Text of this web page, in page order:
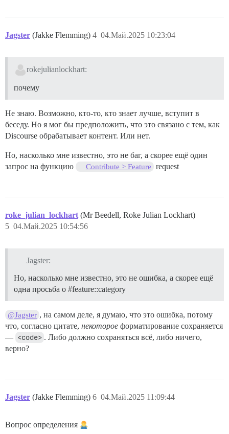
Jagster (Jakke Flemming) 04.Май.2025 10:23:04
4
rokejulianlockhart:
почему
Не знаю. Возможно, кто-то, кто знает лучше, вступит в
беседу. Но я мог бы предположить, что это связано с тем, как
Discourse обрабатывает контент. Или нет.
Но, насколько мне известно, это не баг, а скорее ещё один
запрос на функцию
Contribute > Feature request
roke_julian_lockhart (Mr Beedell, Roke Julian Lockhart)
04.Май.2025 10:54:56
5
Jagster:
Но, насколько мне известно, это не ошибка, а скорее ещё
одна просьба о #feature::category
@Jagster , на самом деле, я думаю, что это ошибка, потому
что, согласно цитате, некоторое форматирование сохраняется
— <code> . Либо должно сохраняться всё, либо ничего,
верно?
Jagster (Jakke Flemming) 04.Май.2025 11:09:44
6
Вопрос определения